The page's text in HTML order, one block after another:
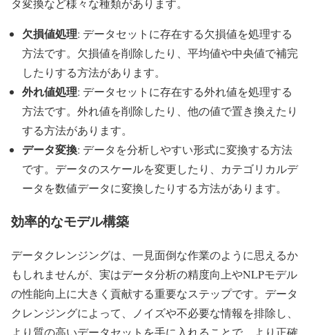
欠損値処理: データセットに存在する欠損値を処理する
方法です。欠損値を削除したり、平均値や中央値で補完
したりする方法があります。
外れ値処理: データセットに存在する外れ値を処理する
方法です。外れ値を削除したり、他の値で置き換えたり
する方法があります。
データ変換: データを分析しやすい形式に変換する方法
です。データのスケールを変更したり、カテゴリカルデ
ータを数値データに変換したりする方法があります。
効率的なモデル構築
データクレンジングは、一見面倒な作業のように思えるか
もしれませんが、実はデータ分析の精度向上やNLPモデル
の性能向上に大きく貢献する重要なステップです。データ
クレンジングによって、ノイズや不必要な情報を排除し、
より質の高いデータセットを手に入れることで、より正確